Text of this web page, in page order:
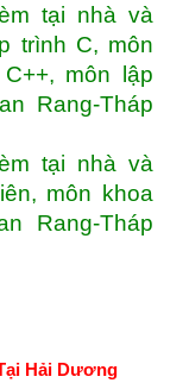
tại nhà và
trình C, môn
môn lập
Rang-Tháp
tại nhà và
môn khoa
Rang-Tháp
Hải Dương